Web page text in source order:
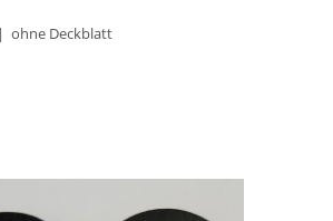
ohne Deckblatt